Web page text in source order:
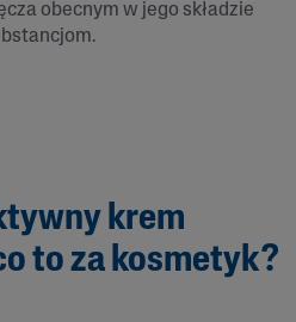
obecnym w jego składzie
krem
to za kosmetyk?